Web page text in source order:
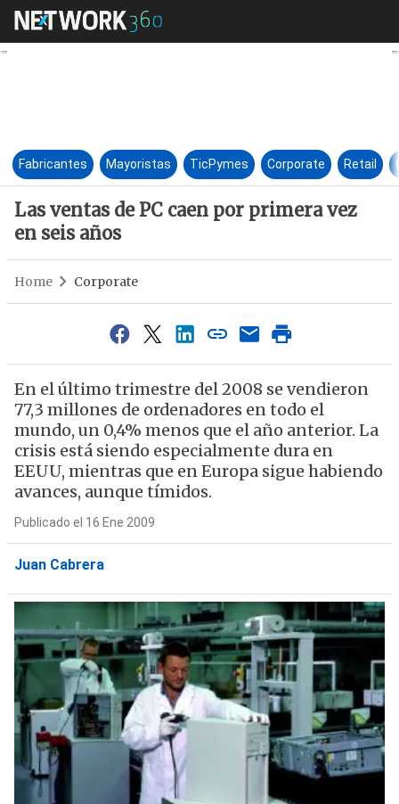
Las ventas de PC caen por
Fabricantes Mayoristas TicPymes Corporate Retail
Las ventas de PC caen por primera vez
en seis años
Home Corporate
En el último trimestre del 2008 se vendieron
77,3 millones de ordenadores en todo el
mundo, un 0,4% menos que el año anterior. La
crisis está siendo especialmente dura en
EEUU, mientras que en Europa sigue habiendo
avances, aunque tímidos.
Publicado el 16 Ene 2009
Juan Cabrera